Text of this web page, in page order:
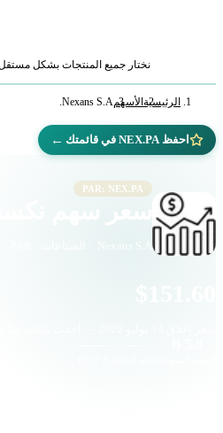
نختار جميع المنتجات بشكل
الرئيسية الأسهمNexans S.A.
احفظ NEX.PA في قائمتك ←
PAR: NEX.PA
Nexans S.A. · الصناعات · PAR